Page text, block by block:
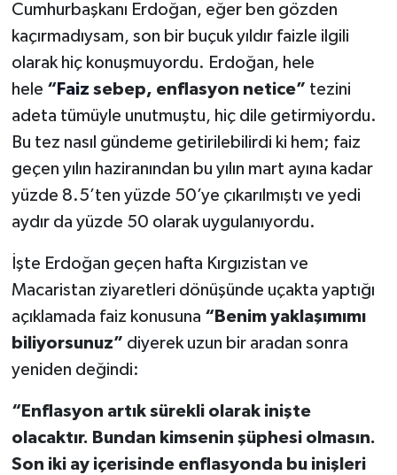
Cumhurbaşkanı Erdoğan, eğer ben gözden
kaçırmadıysam, son bir buçuk yıldır faizle ilgili
olarak hiç konuşmuyordu. Erdoğan, hele
hele “ Faiz sebep, enflasyon netice” tezini
adeta tümüyle unutmuştu, hiç dile getirmiyordu.
Bu tez nasıl gündeme getirilebilirdi ki hem; faiz
geçen yılın haziranından bu yılın mart ayına kadar
yüzde 8.5’ten yüzde 50’ye çıkarılmıştı ve yedi
aydır da yüzde 50 olarak uygulanıyordu.
İşte Erdoğan geçen hafta Kırgızistan ve
Macaristan ziyaretleri dönüşünde uçakta yaptığı
açıklamada faiz konusuna “Benim yaklaşımımı
biliyorsunuz” diyerek uzun bir aradan sonra
yeniden değindi:
“Enflasyon artık sürekli olarak inişte
olacaktır. Bundan kimsenin şüphesi olmasın.
Son iki ay içerisinde enflasyonda bu inişleri